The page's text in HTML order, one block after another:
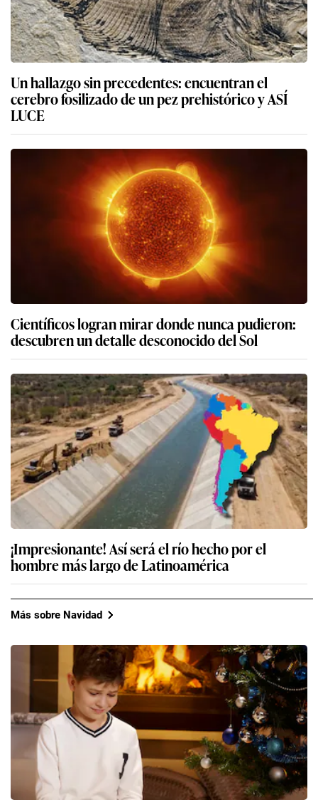
Un hallazgo sin precedentes: encuentran el
cerebro fosilizado de un pez prehistórico y ASÍ
LUCE
Científicos logran mirar donde nunca pudieron:
descubren un detalle desconocido del Sol
¡Impresionante! Así será el río hecho por el
hombre más largo de Latinoamérica
Más sobre Navidad